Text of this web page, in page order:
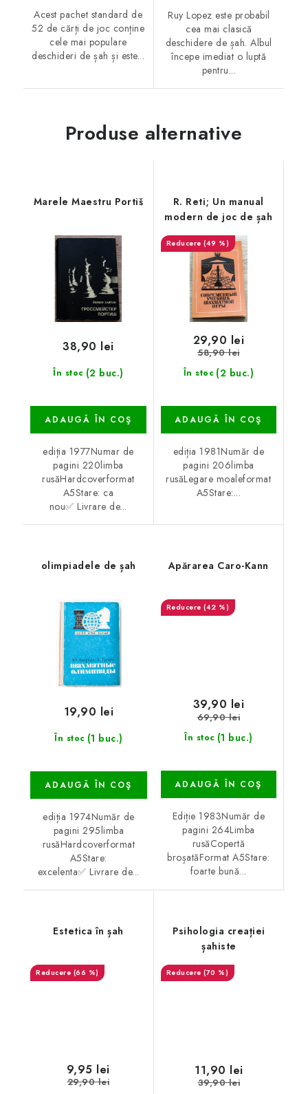
Acest pachet standard de
52 de cărți de joc conține
cele mai populare
deschideri de șah și este...
Ruy Lopez este probabil
cea mai clasică
deschidere de șah. Albul
începe imediat o luptă
pentru...
Produse alternative
Marele Maestru Portiš
În stoc (2 buc.)
38,90 lei
ADAUGĂ ÎN COŞ
ediția 1977Numar de
pagini 220limba
rusăHardcoverformat
A5Stare: ca
nou✅ Livrare de...
R. Reti; Un manual
modern de joc de șah
(49 %)
În stoc (2 buc.)
29,90 lei
58,90 lei
ADAUGĂ ÎN COŞ
ediția 1981Număr de
pagini 206limba
rusăLegare moaleformat
A5Stare:...
olimpiadele de șah
În stoc (1 buc.)
19,90 lei
ADAUGĂ ÎN COŞ
ediția 1974Număr de
pagini 295limba
rusăHardcoverformat
A5Stare:
excelenta✅ Livrare de...
Apărarea Caro-Kann
(42 %)
În stoc (1 buc.)
39,90 lei
69,90 lei
ADAUGĂ ÎN COŞ
Ediție 1983Număr de
pagini 264Limba
rusăCopertă
broșatăFormat A5Stare:
foarte bună...
Estetica în șah
(66 %)
9,95 lei
29,90 lei
Psihologia creației
șahiste
(70 %)
11,90 lei
39,90 lei